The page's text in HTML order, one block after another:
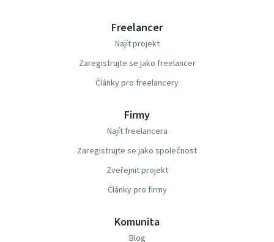
Freelancer
Najít projekt
Zaregistrujte se jako freelancer
Články pro freelancery
Firmy
Najít freelancera
Zaregistrujte se jako společnost
Zveřejnit projekt
Články pro firmy
Komunita
Blog